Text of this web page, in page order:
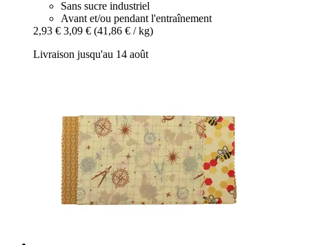
Sans sucre industriel
Avant et/ou pendant l'entraînement
2,93 € 3,09 € (41,86 € / kg)
Livraison jusqu'au 14 août